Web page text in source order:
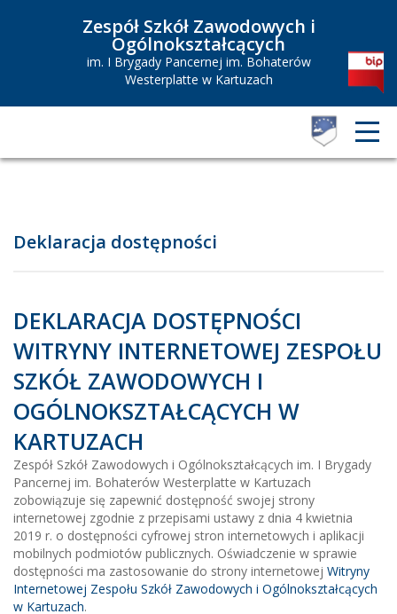
Zespół Szkół Zawodowych i
Ogólnokształcących
im. I Brygady Pancernej im. Bohaterów
Westerplatte w Kartuzach
Deklaracja dostępności
DEKLARACJA DOSTĘPNOŚCI
WITRYNY INTERNETOWEJ ZESPOŁU
SZKÓŁ ZAWODOWYCH I
OGÓLNOKSZTAŁCĄCYCH W
KARTUZACH
Zespół Szkół Zawodowych i Ogólnokształcących im. I Brygady
Pancernej im. Bohaterów Westerplatte w Kartuzach
zobowiązuje się zapewnić dostępność swojej strony
internetowej zgodnie z przepisami ustawy z dnia 4 kwietnia
2019 r. o dostępności cyfrowej stron internetowych i aplikacji
mobilnych podmiotów publicznych. Oświadczenie w sprawie
dostępności ma zastosowanie do strony internetowej Witryny
Internetowej Zespołu Szkół Zawodowych i Ogólnokształcących
w Kartuzach.